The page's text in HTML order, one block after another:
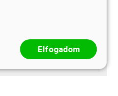
ground formal fountains;
waterfalls; and bog and tub
and packed with practical
for Small Gardensis a must
bring his or her garden to
Elfogadom